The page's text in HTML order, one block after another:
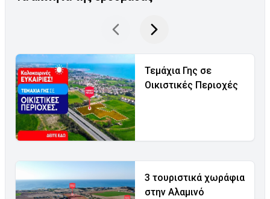
Τεμάχια Γης σε
Οικιστικές Περιοχές
3 τουριστικά χωράφια
στην Αλαμινό